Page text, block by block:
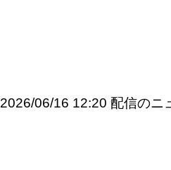
2026/06/16 12:20 配信のニ